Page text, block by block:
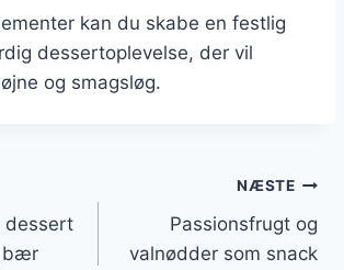
kan du skabe en festlig
dessertoplevelse, der vil
og smagsløg.
dessert
bær
NÆSTE
Passionsfrugt og
valnødder som snack